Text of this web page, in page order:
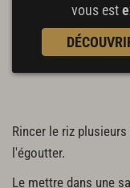
vous est
Rincer le riz
l'égoutter.
Le mettre dans une